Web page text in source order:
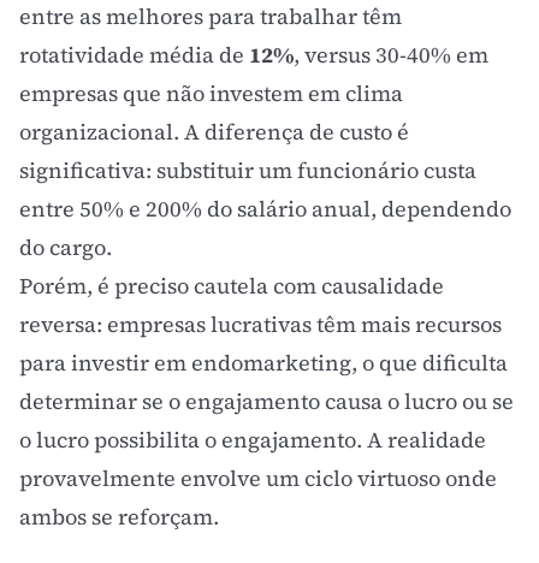
entre as melhores para trabalhar têm
rotatividade média de 12%, versus 30-40% em
empresas que não investem em clima
organizacional. A diferença de custo é
significativa: substituir um funcionário custa
entre 50% e 200% do salário anual, dependendo
do cargo.
Porém, é preciso cautela com causalidade
reversa: empresas lucrativas têm mais recursos
para investir em endomarketing, o que dificulta
determinar se o engajamento causa o lucro ou se
o lucro possibilita o engajamento. A realidade
provavelmente envolve um ciclo virtuoso onde
ambos se reforçam.